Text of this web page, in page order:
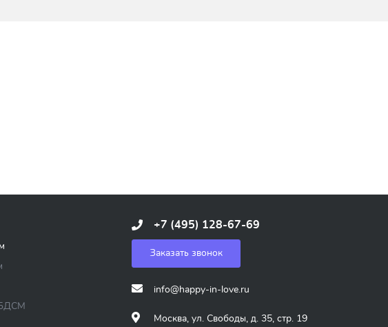
+7 (495) 128-67-69
Заказать звонок
info@happy-in-love.ru
Москва, ул. Свободы, д. 35, стр. 19